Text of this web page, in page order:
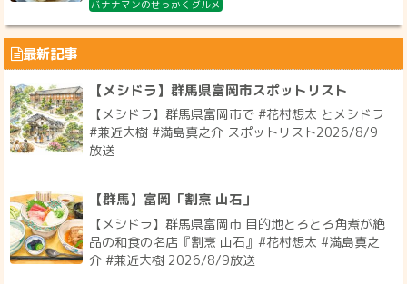
バナナマンのせっかくグルメ
最新記事
【メシドラ】群馬県富岡市スポットリスト
【メシドラ】群馬県富岡市で #花村想太 とメシドラ
#兼近大樹 #満島真之介 スポットリスト2026/8/9
放送
【群馬】富岡「割烹 山石」
【メシドラ】群馬県富岡市 目的地とろとろ角煮が絶
品の和食の名店『割烹 山石』#花村想太 #満島真之
介 #兼近大樹 2026/8/9放送